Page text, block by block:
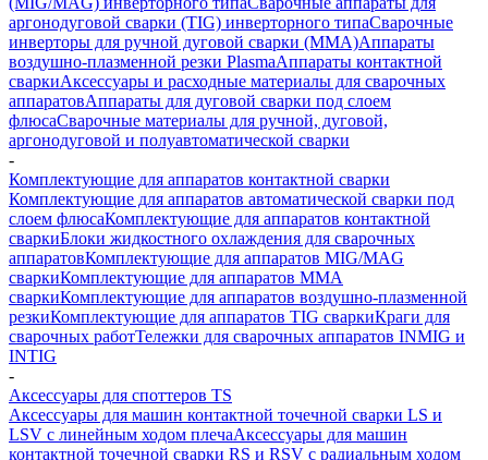
аргонодуговой сварки (TIG) инверторного типаСварочные
инверторы для ручной дуговой сварки (MMA)Аппараты
воздушно-плазменной резки PlasmaАппараты контактной
сваркиАксессуары и расходные материалы для сварочных
аппаратовАппараты для дуговой сварки под слоем
флюсаСварочные материалы для ручной, дуговой,
аргонодуговой и полуавтоматической сварки
-
Комплектующие для аппаратов контактной сварки
Комплектующие для аппаратов автоматической сварки под
слоем флюсаКомплектующие для аппаратов контактной
сваркиБлоки жидкостного охлаждения для сварочных
аппаратовКомплектующие для аппаратов MIG/MAG
сваркиКомплектующие для аппаратов ММА
сваркиКомплектующие для аппаратов воздушно-плазменной
резкиКомплектующие для аппаратов TIG сваркиКраги для
сварочных работТележки для сварочных аппаратов INMIG и
INTIG
-
Аксессуары для споттеров TS
Аксессуары для машин контактной точечной сварки LS и
LSV с линейным ходом плечаАксессуары для машин
контактной точечной сварки RS и RSV с радиальным ходом